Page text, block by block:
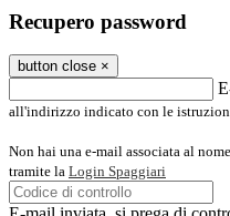
Recupero password
button close ×
all'indirizzo indicato con le
Non hai una e-mail associata al
tramite la Login Spaggiari